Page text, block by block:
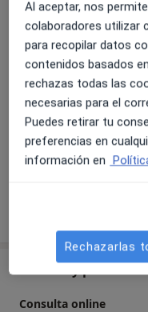
Fotos y vídeos
Ver galería (1)
Servicios y precios
Consulta online
Al aceptar, nos
colaboradores utilizar
para recopilar datos
contenidos basados
rechazas todas las
necesarias para el
Puedes retirar tu
preferencias en
información en
Rechazarlas